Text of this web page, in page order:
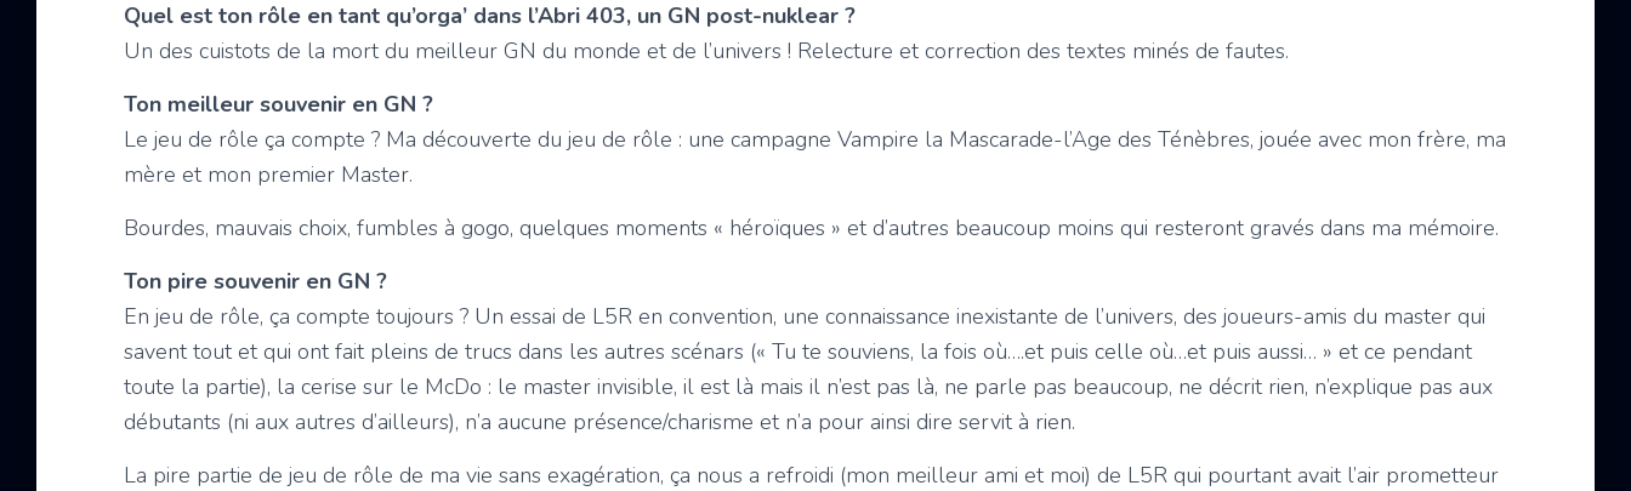
Quel est ton rôle en tant qu’orga’ dans l’Abri 403, un GN post-nuklear ?
Un des cuistots de la mort du meilleur GN du monde et de l’univers ! Relecture et correction des textes minés de fautes.
Ton meilleur souvenir en GN ?
Le jeu de rôle ça compte ? Ma découverte du jeu de rôle : une campagne Vampire la Mascarade-l’Age des Ténèbres, jouée avec mon frère, ma
mère et mon premier Master.
Bourdes, mauvais choix, fumbles à gogo, quelques moments « héroïques » et d’autres beaucoup moins qui resteront gravés dans ma mémoire.
Ton pire souvenir en GN ?
En jeu de rôle, ça compte toujours ? Un essai de L5R en convention, une connaissance inexistante de l’univers, des joueurs-amis du master qui
savent tout et qui ont fait pleins de trucs dans les autres scénars (« Tu te souviens, la fois où….et puis celle où…et puis aussi… » et ce pendant
toute la partie), la cerise sur le McDo : le master invisible, il est là mais il n’est pas là, ne parle pas beaucoup, ne décrit rien, n’explique pas aux
débutants (ni aux autres d’ailleurs), n’a aucune présence/charisme et n’a pour ainsi dire servit à rien.
La pire partie de jeu de rôle de ma vie sans exagération, ça nous a refroidi (mon meilleur ami et moi) de L5R qui pourtant avait l’air prometteur